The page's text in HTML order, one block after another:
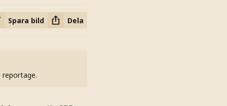
Spara bild Dela
reportage.